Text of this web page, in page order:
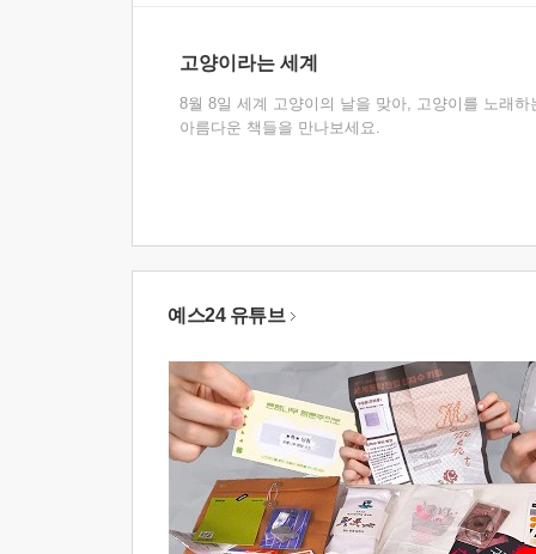
고양이라는 세계
8월 8일 세계 고양이의 날을 맞아, 고양이를 노래하
아름다운 책들을 만나보세요.
예스24 유튜브